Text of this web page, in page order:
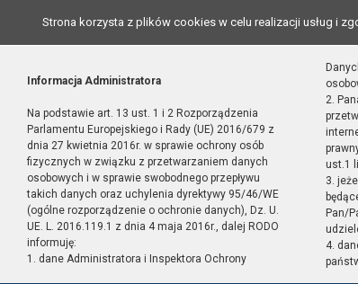
Strona korzysta z plików cookies w celu realizacji usług i
Informacja Administratora
Na podstawie art. 13 ust. 1 i 2 Rozporządzenia
Parlamentu Europejskiego i Rady (UE) 2016/679 z
dnia 27 kwietnia 2016r. w sprawie ochrony osób
fizycznych w związku z przetwarzaniem danych
osobowych i w sprawie swobodnego przepływu
takich danych oraz uchylenia dyrektywy 95/46/WE
(ogólne rozporządzenie o ochronie danych), Dz. U.
UE. L. 2016.119.1 z dnia 4 maja 2016r., dalej RODO
informuję:
1. dane Administratora i Inspektora Ochrony
2.
ust.1
3.
Pan/
4.